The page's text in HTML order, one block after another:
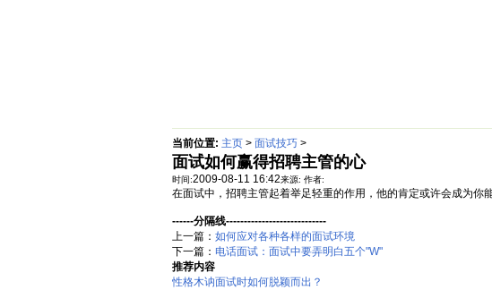
当前位置: 主页 > 面试技巧 >
面试如何赢得招聘主管的心
时间:2009-08-11 16:42来源: 作者:
在面试中，招聘主管起着举足轻重的作用，他的肯定或许会成为你
------分隔线----------------------------
上一篇： 如何应对各种各样的面试环境
下一篇： 电话面试：面试中要弄明白五个"W"
推荐内容
性格木讷面试时如何脱颖而出？